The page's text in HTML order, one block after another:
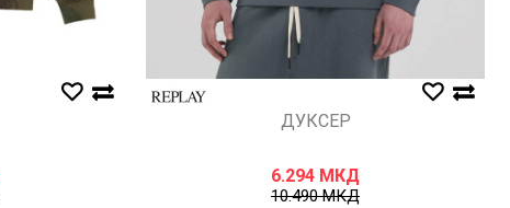
ДУКСЕР
6.294 МКД
10.490МКД